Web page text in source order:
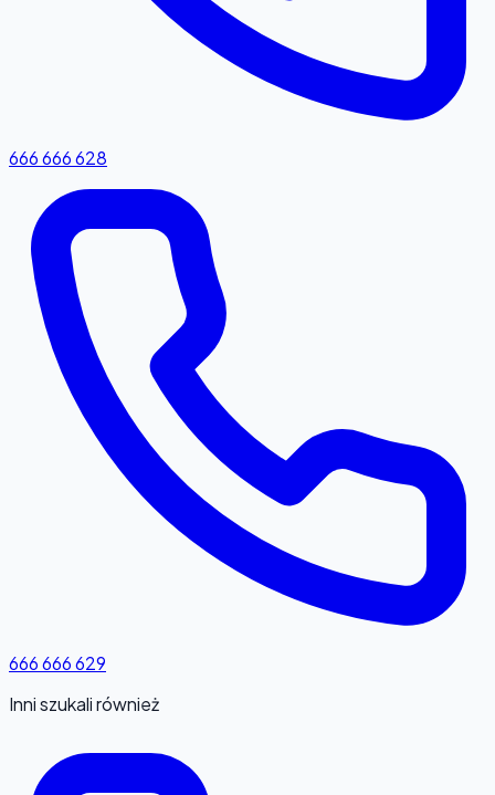
666 666 628
666 666 629
Inni szukali również